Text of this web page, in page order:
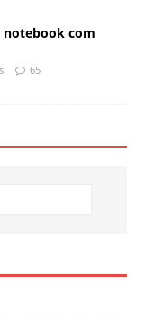
notebook com
65